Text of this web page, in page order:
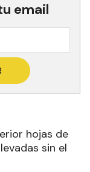
email
hojas de
sin el